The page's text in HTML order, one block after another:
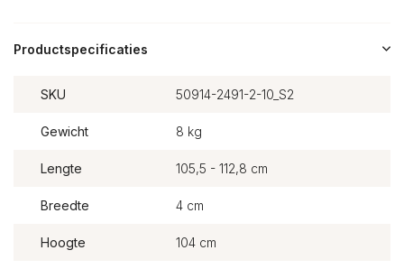
Productspecificaties
SKU 50914-2491-2-10_S2
Gewicht 8 kg
Lengte 105,5 - 112,8 cm
Breedte 4 cm
Hoogte 104 cm